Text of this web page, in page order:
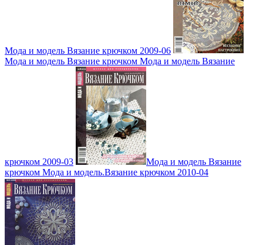
Мода и модель Вязание крючком 2009-06
Мода и модель Вязание крючком Мода и модель Вязание
крючком 2009-03
Мода и модель Вязание
крючком Мода и модель.Вязание крючком 2010-04